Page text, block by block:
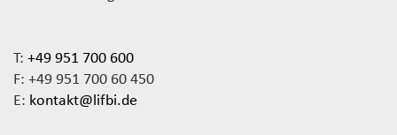
T: +49 951 700 600
F: +49 951 700 60 450
E: kontakt@lifbi.de